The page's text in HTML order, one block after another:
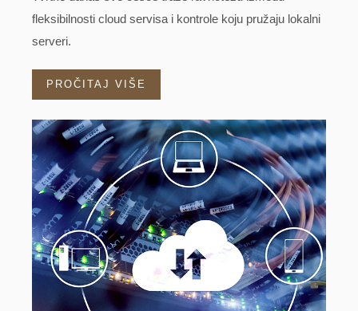
fleksibilnosti cloud servisa i kontrole koju pružaju lokalni
serveri.
PROČITAJ VIŠE